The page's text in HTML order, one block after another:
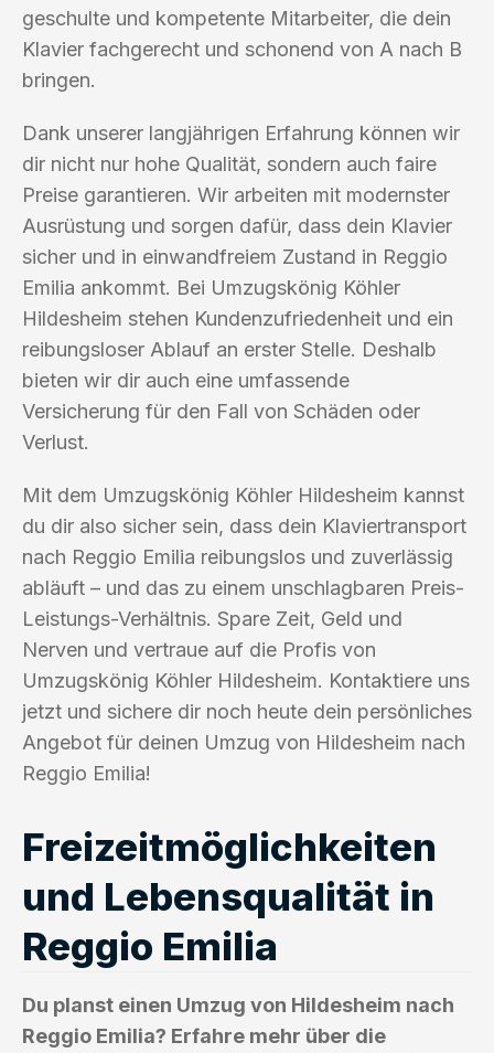
geschulte und kompetente Mitarbeiter, die dein
Klavier fachgerecht und schonend von A nach B
bringen.
Dank unserer langjährigen Erfahrung können wir
dir nicht nur hohe Qualität, sondern auch faire
Preise garantieren. Wir arbeiten mit modernster
Ausrüstung und sorgen dafür, dass dein Klavier
sicher und in einwandfreiem Zustand in Reggio
Emilia ankommt. Bei Umzugskönig Köhler
Hildesheim stehen Kundenzufriedenheit und ein
reibungsloser Ablauf an erster Stelle. Deshalb
bieten wir dir auch eine umfassende
Versicherung für den Fall von Schäden oder
Verlust.
Mit dem Umzugskönig Köhler Hildesheim kannst
du dir also sicher sein, dass dein Klaviertransport
nach Reggio Emilia reibungslos und zuverlässig
abläuft – und das zu einem unschlagbaren Preis-
Leistungs-Verhältnis. Spare Zeit, Geld und
Nerven und vertraue auf die Profis von
Umzugskönig Köhler Hildesheim. Kontaktiere uns
jetzt und sichere dir noch heute dein persönliches
Angebot für deinen Umzug von Hildesheim nach
Reggio Emilia!
Freizeitmöglichkeiten
und Lebensqualität in
Reggio Emilia
Du planst einen Umzug von Hildesheim nach
Reggio Emilia? Erfahre mehr über die